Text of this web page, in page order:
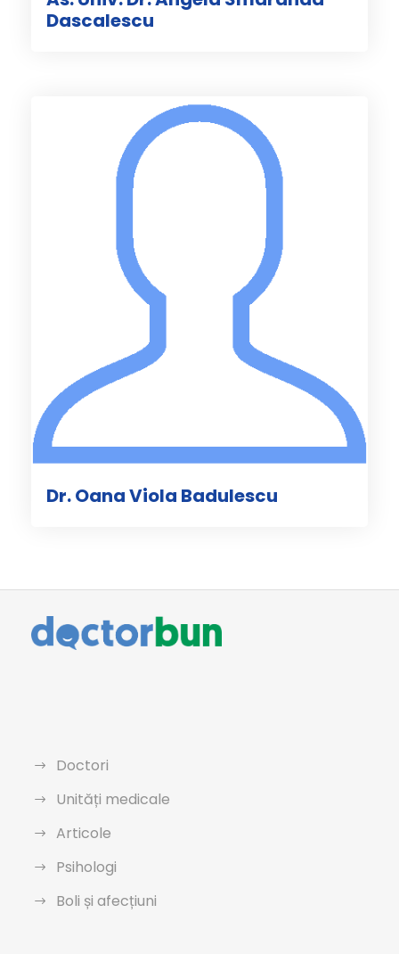
Dascalescu
Dr. Oana Viola Badulescu
Doctori
Unități medicale
Articole
Psihologi
Boli și afecțiuni